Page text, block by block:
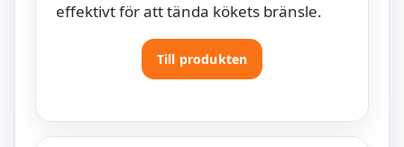
effektivt för att tända kökets bränsle.
Till produkten